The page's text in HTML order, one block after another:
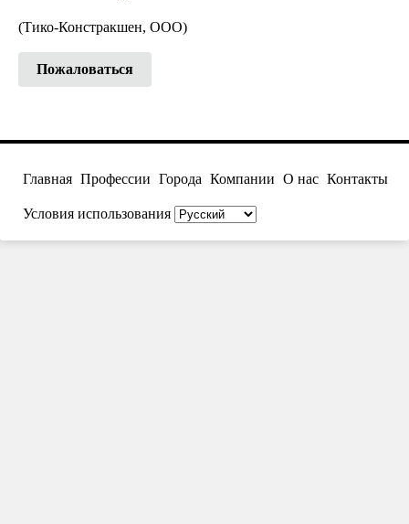
(Тико-Констракшен, ООО)
Пожаловаться
Главная Профессии Города Компании О нас Контакты
Условия использования